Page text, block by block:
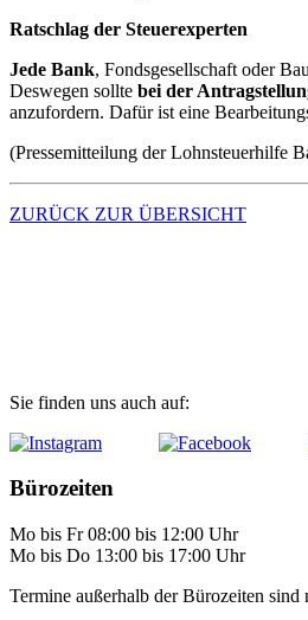
Ratschlag der Steuerexperten
Jede Bank, Fondsgesellschaft oder
Deswegen sollte bei der
anzufordern. Dafür ist eine
(Pressemitteilung der Lohnsteuerhilfe
ZURÜCK ZUR ÜBERSICHT
Sie finden uns auch auf:
Bürozeiten
Mo bis Fr 08:00 bis 12:00 Uhr
Mo bis Do 13:00 bis 17:00 Uhr
Termine außerhalb der Bürozeiten